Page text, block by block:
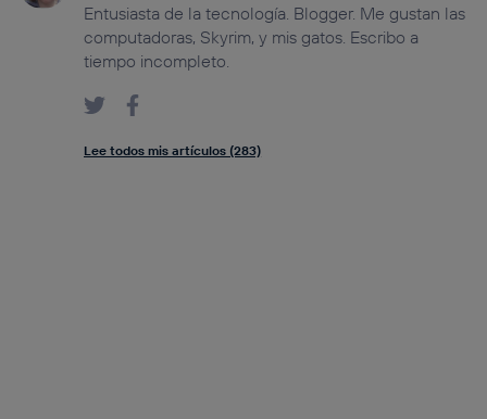
Entusiasta de la tecnología. Blogger. Me gustan las
computadoras, Skyrim, y mis gatos. Escribo a
tiempo incompleto.
Lee todos mis artículos (283)